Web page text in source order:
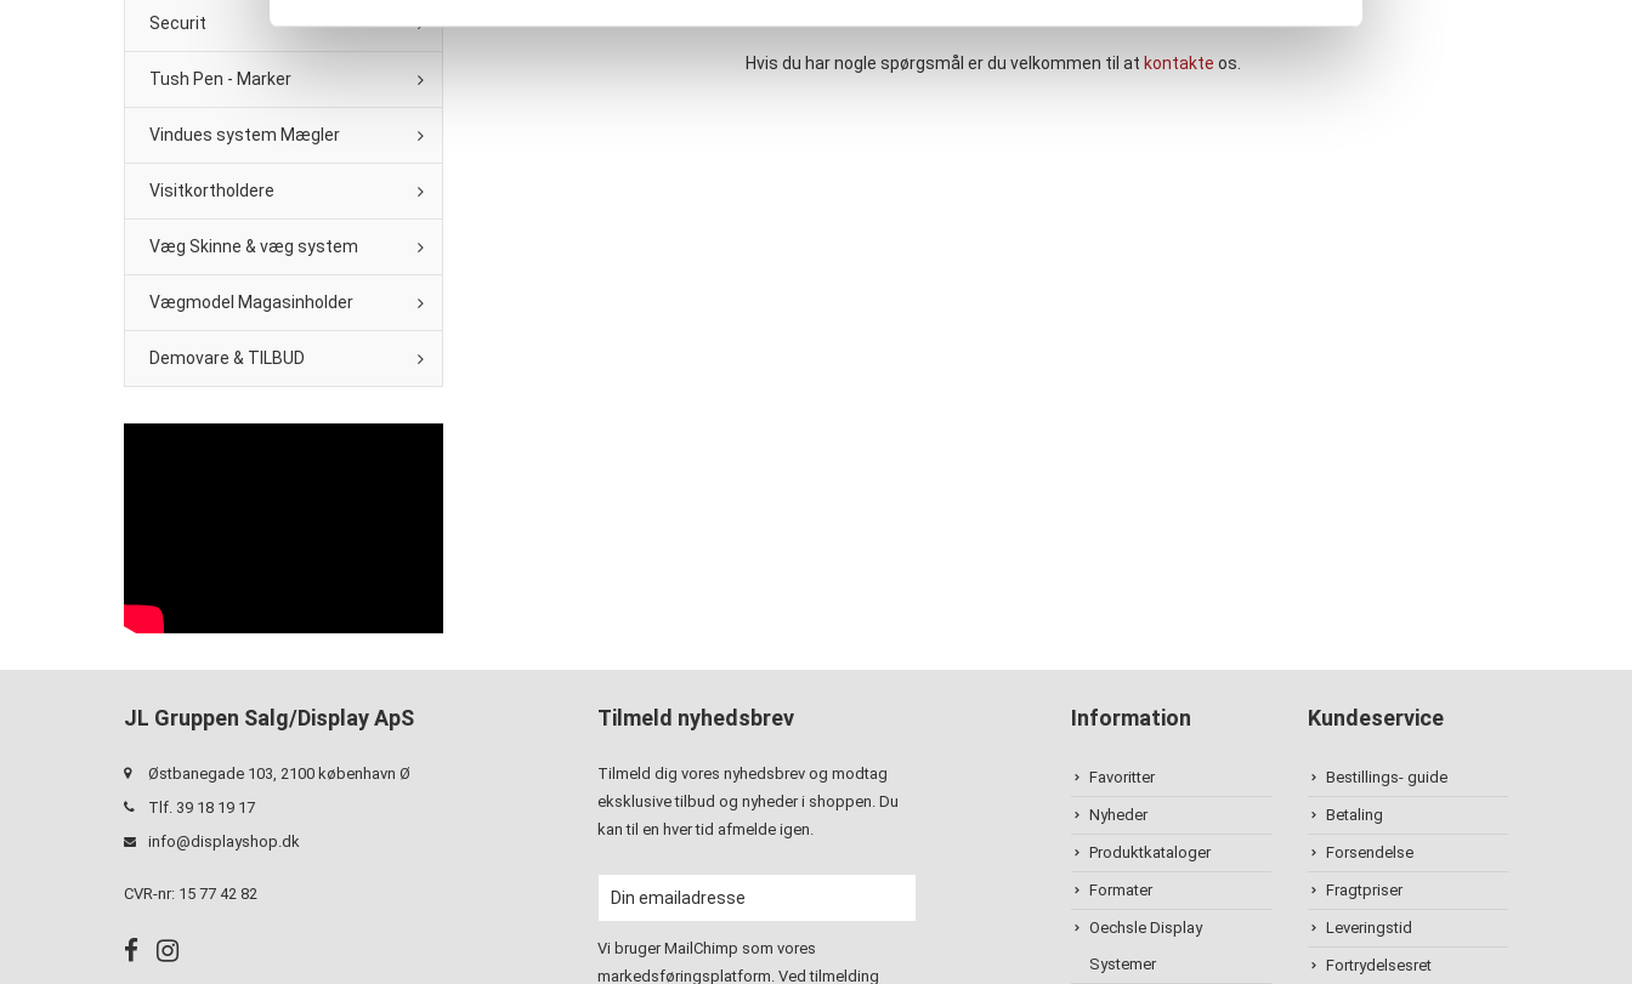
Hvis du har nogle spørgsmål er du velkommen til at kontakte os.
Securit
Tush Pen - Marker
Vindues system Mægler
Visitkortholdere
Væg Skinne & væg system
Vægmodel Magasinholder
Demovare & TILBUD
JL Gruppen Salg/Display ApS
Østbanegade 103, 2100 københavn Ø
Tlf. 39 18 19 17
info@displayshop.dk
CVR-nr: 15 77 42 82
Tilmeld nyhedsbrev
Tilmeld dig vores nyhedsbrev og modtag
eksklusive tilbud og nyheder i shoppen. Du
kan til en hver tid afmelde igen.
Vi bruger MailChimp som vores
markedsføringsplatform. Ved tilmelding
Information
Favoritter
Nyheder
Produktkataloger
Formater
Oechsle Display
Systemer
Kundeservice
Bestillings- guide
Betaling
Forsendelse
Fragtpriser
Leveringstid
Fortrydelsesret